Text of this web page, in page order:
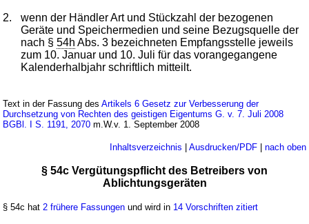
2.
wenn der Händler Art und Stückzahl der bezogenen
Geräte und Speichermedien und seine Bezugsquelle der
nach §54h Abs. 3 bezeichneten Empfangsstelle jeweils
zum 10. Januar und 10. Juli für das vorangegangene
Kalenderhalbjahr schriftlich mitteilt.
Text in der Fassung desArtikels 6 Gesetz zur Verbesserung der
Durchsetzung von Rechten des geistigen Eigentums G. v. 7. Juli 2008
BGBl. I S. 1191, 2070 m.W.v. 1. September 2008
Inhaltsverzeichnis Ausdrucken/PDF| nach oben
§ 54c Vergütungspflicht des Betreibers von
Ablichtungsgeräten
§ 54c hat2 frühere Fassungen und wird in 14 Vorschriften zitiert